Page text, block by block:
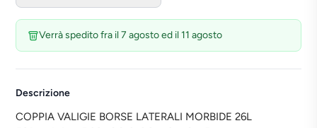
Verrà spedito fra il 7 agosto ed il 11 agosto
Descrizione
COPPIA VALIGIE BORSE LATERALI MORBIDE 26L